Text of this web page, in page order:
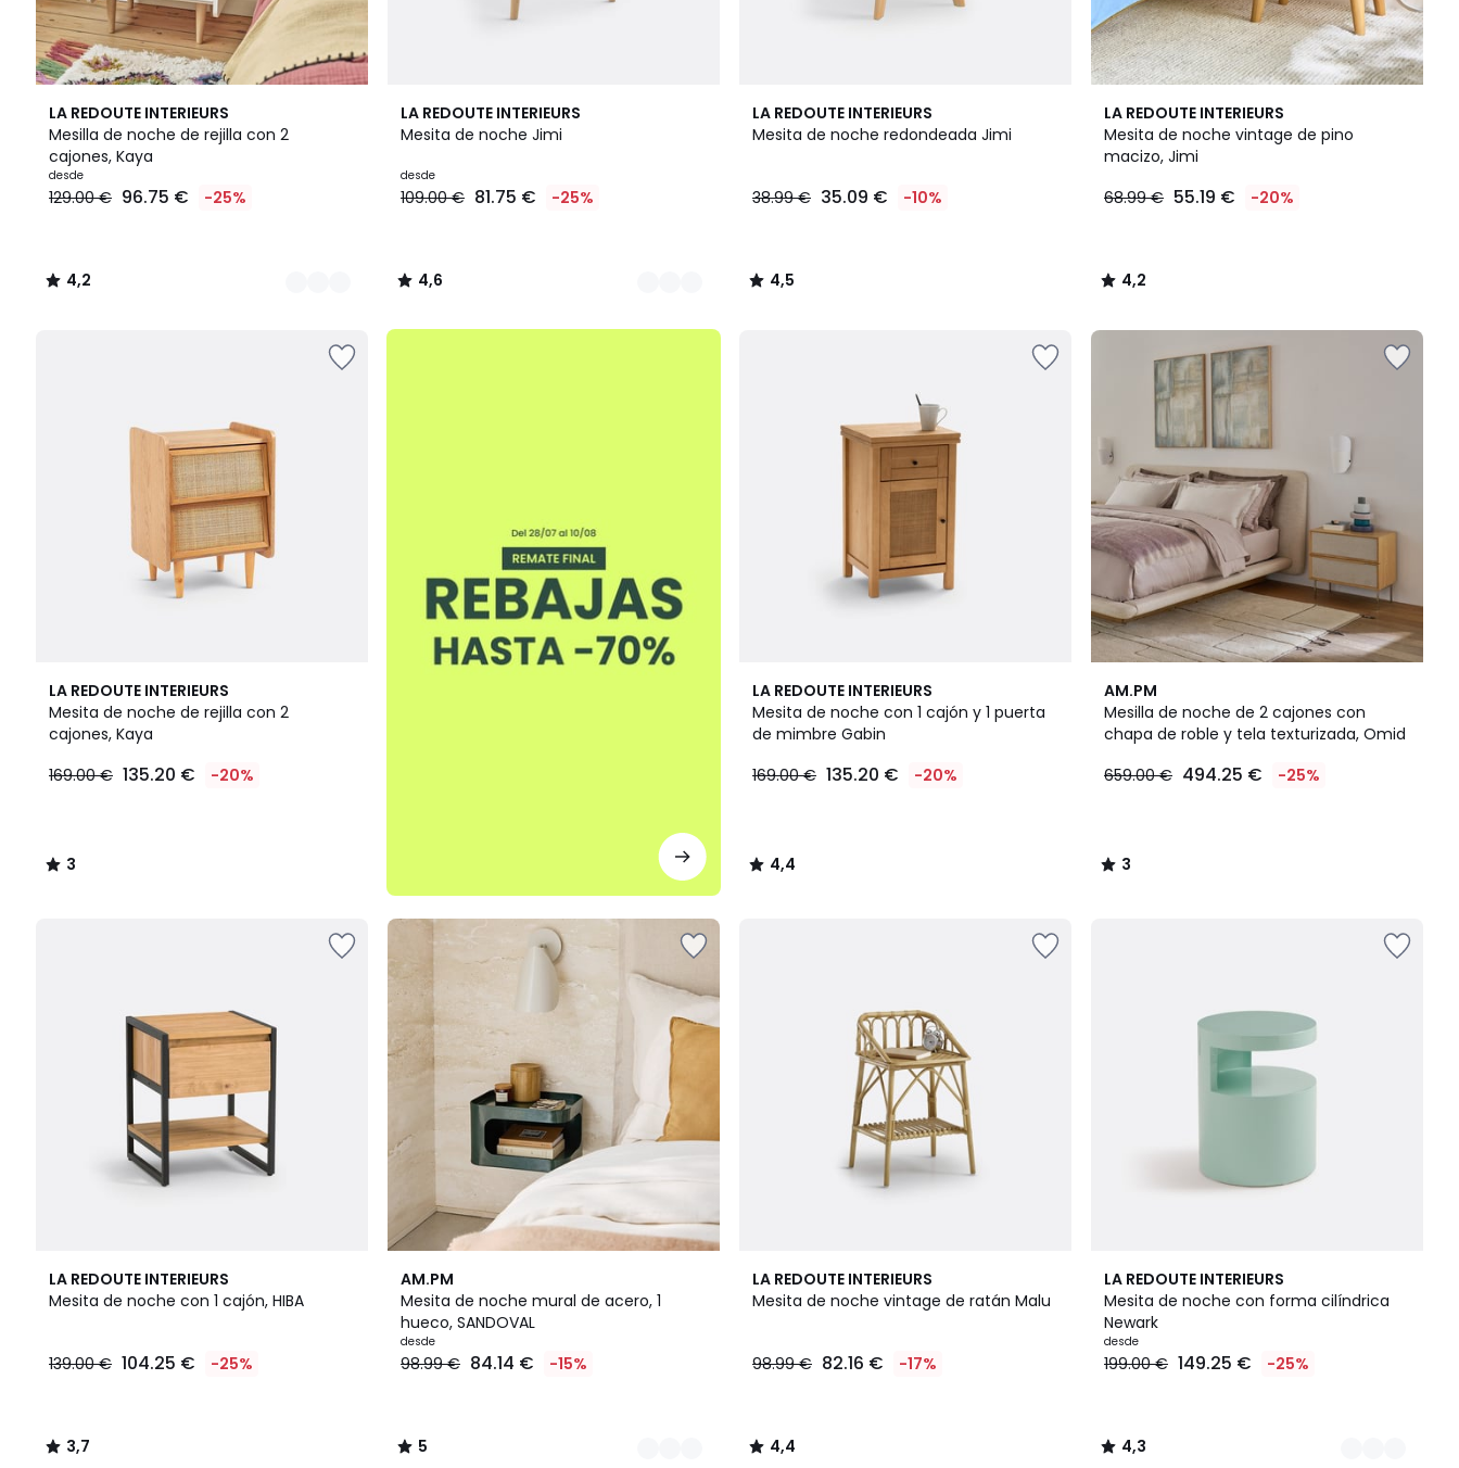
LA REDOUTE INTERIEURS
Mesilla de noche de rejilla con 2
cajones, Kaya
Precio
a
€
desde
129.00 € 96.75 € -25%
4,2
/ 5
3
Colores
4,2
/
LA REDOUTE INTERIEURS
Mesita de noche Jimi
desde
109.00 € 81.75 € -25%
4,6
/ 5
2
Colores
4,6
/
LA REDOUTE INTERIEURS
Mesita de noche redondeada Jimi
38.99 € 35.09 € -10%
4,5
/ 5
4,5
/
LA REDOUTE INTERIEURS
Mesita de noche vintage de pino
macizo, Jimi
68.99 € 55.19 € -20%
4,2
/ 5
4,2
/
LA REDOUTE INTERIEURS
Mesita de noche de rejilla con 2
cajones, Kaya
169.00 € 135.20 € -20%
3
/
5
3
/
.
LA REDOUTE INTERIEURS
Mesita de noche con 1 cajón y 1 puerta
de mimbre Gabin
169.00 € 135.20 € -20%
4,4
/ 5
4,4
/
AM.PM
Mesilla de noche de 2 cajones con
chapa de roble y tela texturizada, Omid
659.00 € 494.25 € -25%
3
/
5
3
/
LA REDOUTE INTERIEURS
Mesita de noche con 1 cajón, HIBA
139.00 € 104.25 € -25%
3,7
/ 5
3,7
/
AM.PM
Mesita de noche mural de acero, 1
hueco, SANDOVAL
desde
98.99 € 84.14 € -15%
5
/
5
3
Colores
5
/
LA REDOUTE INTERIEURS
Mesita de noche vintage de ratán Malu
98.99 € 82.16 € -17%
4,4
/ 5
4,4
/
LA REDOUTE INTERIEURS
Mesita de noche con forma cilíndrica
Newark
desde
199.00 € 149.25 € -25%
4,3
/ 5
5
Colores
4,3
/